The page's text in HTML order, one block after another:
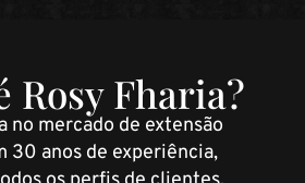
Rosy Fharia?
no mercado de extensão
30 anos de experiência,